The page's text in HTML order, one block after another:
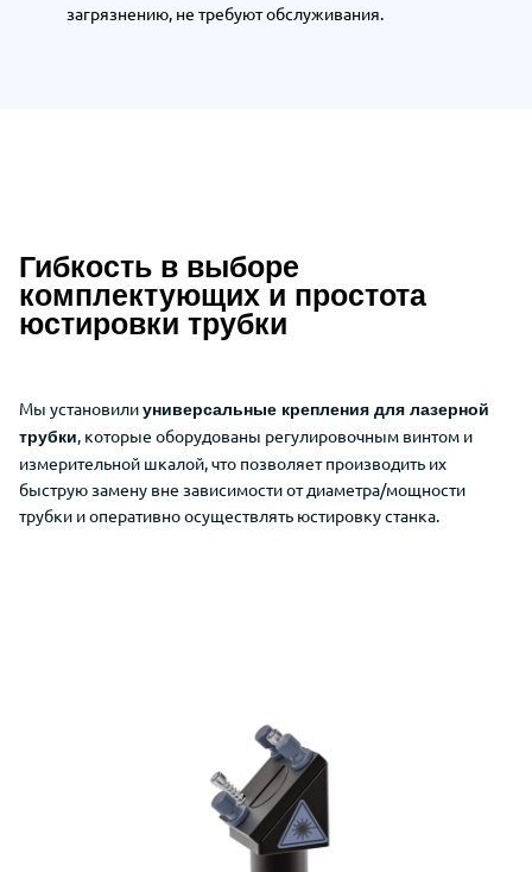
загрязнению, не требуют обслуживания.
Описание преимуществ Wattsan
Гибкость в выборе
комплектующих и простота
юстировки трубки
Мы установилиуниверсальные крепления для лазерной
трубки, которые оборудованы регулировочным винтом и
измерительной шкалой, что позволяет производить их
быструю замену вне зависимости от диаметра/мощности
трубки и оперативно осуществлять юстировку станка.